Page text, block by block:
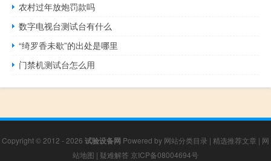
农村过年放炮罚款吗
数字电视台测试台有什么
“绮罗香未歇”的出处是哪里
门禁机测试台怎么用
Copyright © 2012 - 2026 试验设备网 Powered by 网站分类目录 | 精选推荐文章 | 网
站地图 | 疑难解答 京ICP备08004694号